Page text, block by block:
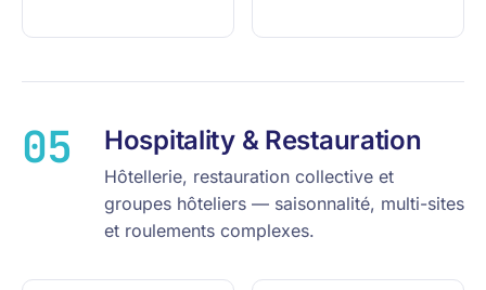
05 Hospitality & Restauration
Hôtellerie, restauration collective et
groupes hôteliers — saisonnalité, multi-sites
et roulements complexes.